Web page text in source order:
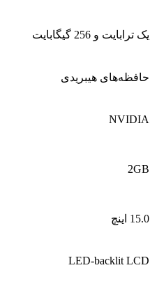
یک ترابایت و 256 گیگابایت
حافظه‌های هیبریدی
NVIDIA
2GB
15.0 اینچ
LED-backlit LCD